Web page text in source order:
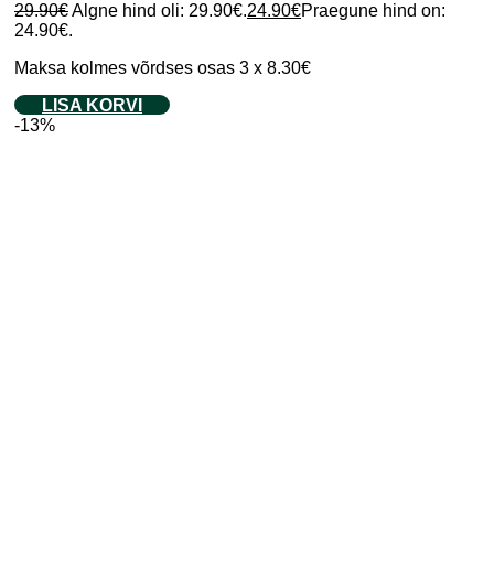
29.90€Algne hind oli: 29.90€.24.90€Praegune hind on:
24.90€.
Maksa kolmes võrdses osas 3 x 8.30€
LISA KORVI
-13%